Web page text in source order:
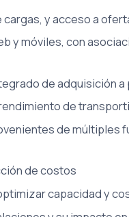
y acceso a
y móviles, con
de adquisición a
de
de múltiples
de costos
capacidad y